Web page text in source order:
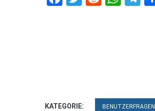
KATEGORIE: BENUTZERFRAGEN